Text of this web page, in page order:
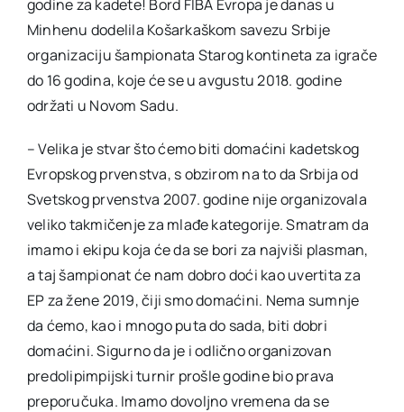
Kontakt
godine za kadete! Bord FIBA Evropa je danas u
Minhenu dodelila Košarkaškom savezu Srbije
organizaciju šampionata Starog kontineta za igrače
do 16 godina, koje će se u avgustu 2018. godine
održati u Novom Sadu.
– Velika je stvar što ćemo biti domaćini kadetskog
Evropskog prvenstva, s obzirom na to da Srbija od
Svetskog prvenstva 2007. godine nije organizovala
veliko takmičenje za mlađe kategorije. Smatram da
imamo i ekipu koja će da se bori za najviši plasman,
a taj šampionat će nam dobro doći kao uvertita za
EP za žene 2019, čiji smo domaćini. Nema sumnje
da ćemo, kao i mnogo puta do sada, biti dobri
domaćini. Sigurno da je i odlično organizovan
predolipimpijski turnir prošle godine bio prava
preporučuka. Imamo dovoljno vremena da se